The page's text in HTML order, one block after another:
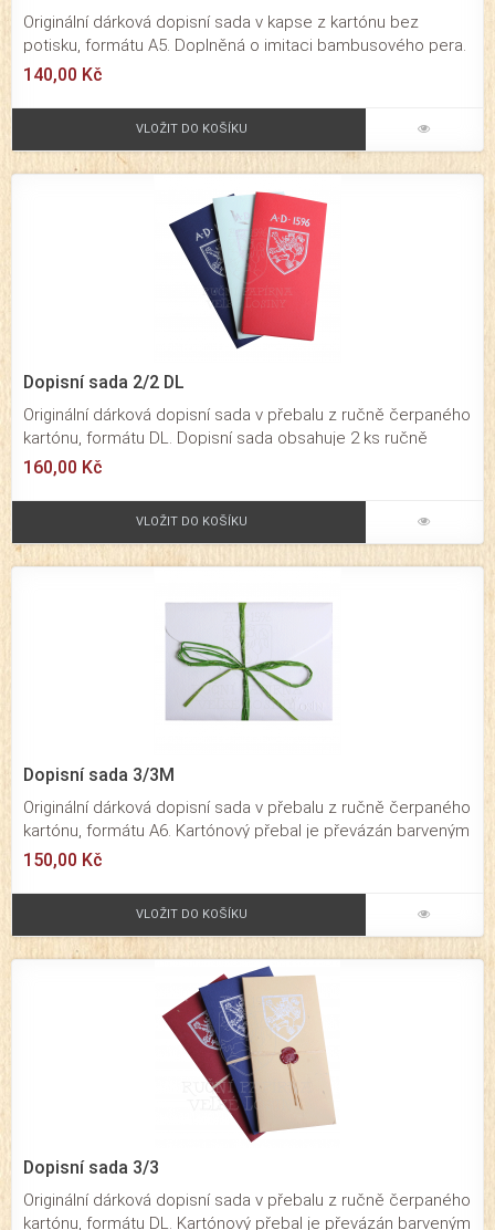
Originální dárková dopisní sada v kapse z kartónu bez
potisku, formátu A5. Doplněná o imitaci bambusového pera.
Kartónová kapsa je převázaná bílou stužkou. Dopisní sada
přeložené na formát A5 a 2 ks obálek formátu C6.
140,00 Kč
VLOŽIT DO KOŠÍKU
Dopisní sada 2/2 DL
Originální dárková dopisní sada v přebalu z ručně čerpaného
kartónu, formátu DL. Dopisní sada obsahuje 2 ks ručně
čerpaných papírů formát A4 s průsvitkou a 2 ks obálek
160,00 Kč
VLOŽIT DO KOŠÍKU
Dopisní sada 3/3M
Originální dárková dopisní sada v přebalu z ručně čerpaného
kartónu, formátu A6. Kartónový přebal je převázán barveným
přírodním lýkem. Dopisní sada obsahuje 3 ks ručně
formátu C6.
150,00 Kč
VLOŽIT DO KOŠÍKU
Dopisní sada 3/3
Originální dárková dopisní sada v přebalu z ručně čerpaného
kartónu, formátu DL. Kartónový přebal je převázán barveným